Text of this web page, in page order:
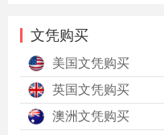
文凭购买
美国文凭购买
英国文凭购买
澳洲文凭购买